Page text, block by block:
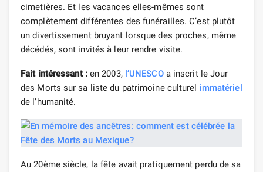
cimetières. Et les vacances elles-mêmes sont
complètement différentes des funérailles. C’est plutôt
un divertissement bruyant lorsque des proches, même
décédés, sont invités à leur rendre visite.
Fait intéressant :en 2003, l’UNESCOa inscrit le Jour
des Morts sur sa liste du patrimoine culturel immatériel
de l’humanité.
Au 20ème siècle, la fête avait pratiquement perdu de sa